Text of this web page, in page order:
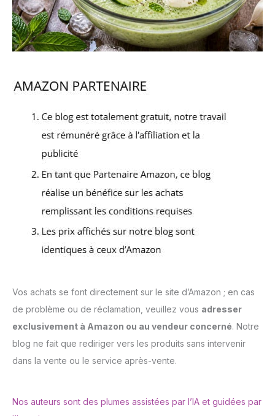
Vos achats se font directement sur le site d’Amazon ; en cas
de problème ou de réclamation, veuillez vous adresser
exclusivement à Amazon ou au vendeur concerné. Notre
blog ne fait que rediriger vers les produits sans intervenir
dans la vente ou le service après-vente.
Nos auteurs sont des plumes assistées par l’IA et guidées par